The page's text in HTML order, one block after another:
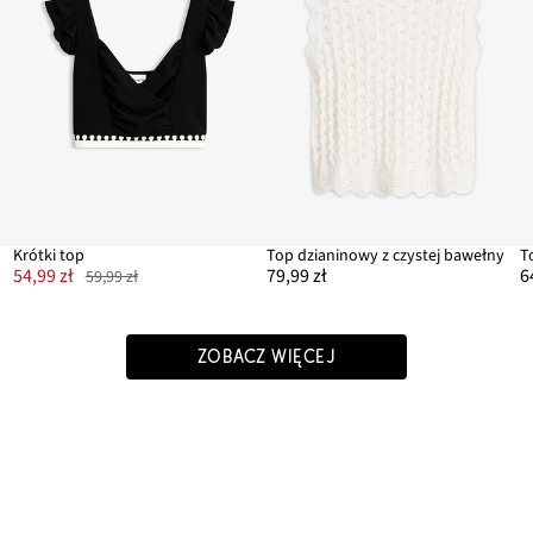
Krótki top
54,99 zł 59,99 zł
Top dzianinowy z czystej bawełny
79,99 zł
ZOBACZ WIĘCEJ